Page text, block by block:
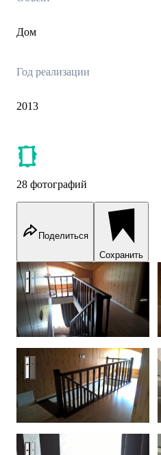
Дом
Год реализации
2013
28 фотографий
Поделиться
Сохранить
Лестницы
Лестницы
Лестницы